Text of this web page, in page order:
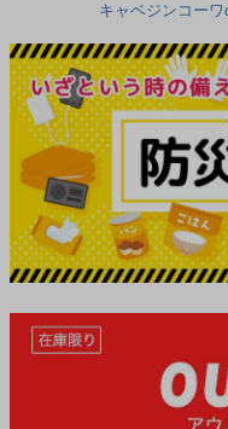
キャベジンコー